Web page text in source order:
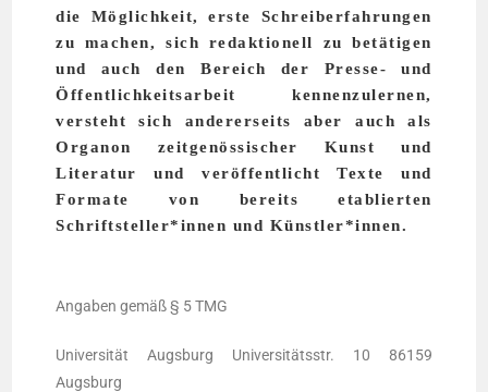
die Möglichkeit, erste Schreiberfahrungen
zu machen, sich redaktionell zu betätigen
und auch den Bereich der Presse- und
Öffentlichkeitsarbeit kennenzulernen,
versteht sich andererseits aber auch als
Organon zeitgenössischer Kunst und
Literatur und veröffentlicht Texte und
Formate von bereits etablierten
Schriftsteller*innen und Künstler*innen.
Anga­ben gemäß § 5 TMG
Uni­ver­si­tät Augs­burg Uni­ver­si­täts­str. 10 86159
Augsburg